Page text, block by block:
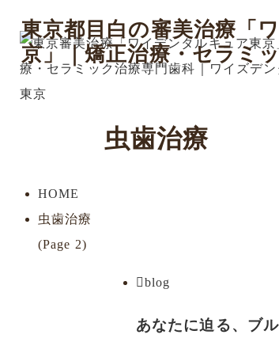
東京都目白の審美治療「
京」｜矯正治療・セラミ
虫歯治療
HOME
虫歯治療
(Page 2)
blog
あなたに迫る、ブ